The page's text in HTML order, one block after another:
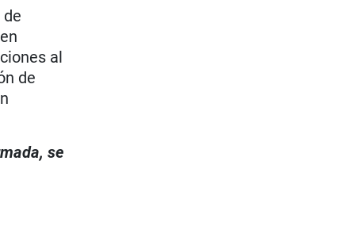
al
de
se